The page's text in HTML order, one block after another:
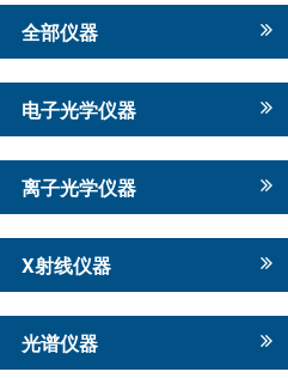
全部仪器
电子光学仪器
离子光学仪器
X射线仪器
光谱仪器